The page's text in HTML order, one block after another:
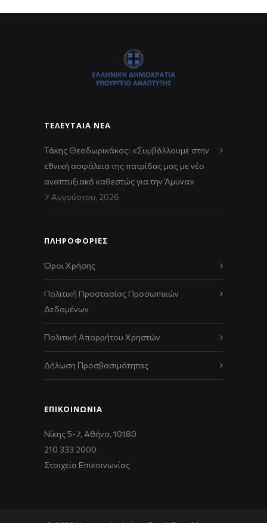
ΤΕΛΕΥΤΑΊΑ ΝΈΑ
Τάκης Θεοδωρικάκος: «Συμβάλλουμε στην
εθνική ασφάλεια της πατρίδας μας με νέο
αναπτυξιακό καθεστώς για την Άμυνα»
7 Αυγούστου, 2026
ΠΛΗΡΟΦΟΡΙΕΣ
Όροι Χρήσης
Πολιτική Προστασίας Προσωπικών
Δεδομένων
Πολιτική Απορρήτου Χρηστών
Δήλωση Προσβασιμότητας
ΕΠΙΚΟΙΝΩΝΊΑ
Νίκης 5-7, Αθήνα, 10180
210 333 2000
Στοιχεία Επικοινωνίας